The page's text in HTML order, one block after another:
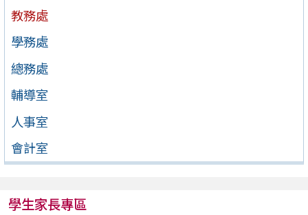
教務處
學務處
總務處
輔導室
人事室
會計室
學生家長專區